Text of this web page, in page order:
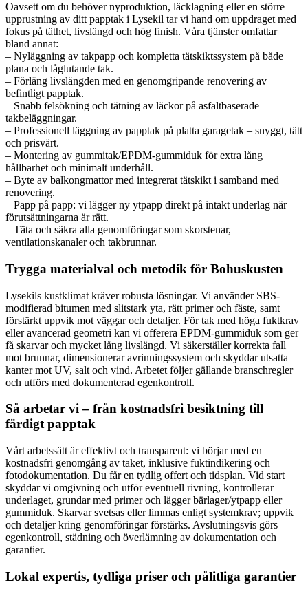
Oavsett om du behöver nyproduktion, läcklagning eller en större
upprustning av ditt papptak i Lysekil tar vi hand om uppdraget med
fokus på täthet, livslängd och hög finish. Våra tjänster omfattar
bland annat:
– Nyläggning av takpapp och kompletta tätskiktssystem på både
plana och låglutande tak.
– Förläng livslängden med en genomgripande renovering av
befintligt papptak.
– Snabb felsökning och tätning av läckor på asfaltbaserade
takbeläggningar.
– Professionell läggning av papptak på platta garagetak – snyggt, tätt
och prisvärt.
– Montering av gummitak/EPDM-gummiduk för extra lång
hållbarhet och minimalt underhåll.
– Byte av balkongmattor med integrerat tätskikt i samband med
renovering.
– Papp på papp: vi lägger ny ytpapp direkt på intakt underlag när
förutsättningarna är rätt.
– Täta och säkra alla genomföringar som skorstenar,
ventilationskanaler och takbrunnar.
Trygga materialval och metodik för Bohuskusten
Lysekils kustklimat kräver robusta lösningar. Vi använder SBS-
modifierad bitumen med slitstark yta, rätt primer och fäste, samt
förstärkt uppvik mot väggar och detaljer. För tak med höga fuktkrav
eller avancerad geometri kan vi offerera EPDM-gummiduk som ger
få skarvar och mycket lång livslängd. Vi säkerställer korrekta fall
mot brunnar, dimensionerar avrinningssystem och skyddar utsatta
kanter mot UV, salt och vind. Arbetet följer gällande branschregler
och utförs med dokumenterad egenkontroll.
Så arbetar vi – från kostnadsfri besiktning till
färdigt papptak
Vårt arbetssätt är effektivt och transparent: vi börjar med en
kostnadsfri genomgång av taket, inklusive fuktindikering och
fotodokumentation. Du får en tydlig offert och tidsplan. Vid start
skyddar vi omgivning och utför eventuell rivning, kontrollerar
underlaget, grundar med primer och lägger bärlager/ytpapp eller
gummiduk. Skarvar svetsas eller limmas enligt systemkrav; uppvik
och detaljer kring genomföringar förstärks. Avslutningsvis görs
egenkontroll, städning och överlämning av dokumentation och
garantier.
Lokal expertis, tydliga priser och pålitliga garantier